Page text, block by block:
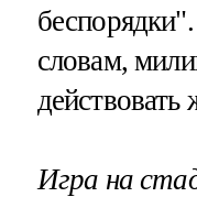
словам,
Игра на